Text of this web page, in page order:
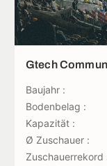
Gtech
Baujahr :
Bodenbelag :
Kapazität :
Ø Zuschauer :
Zuschauerrekord